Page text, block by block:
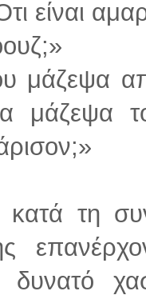
είναι
μάζεψα
μάζεψα
τη